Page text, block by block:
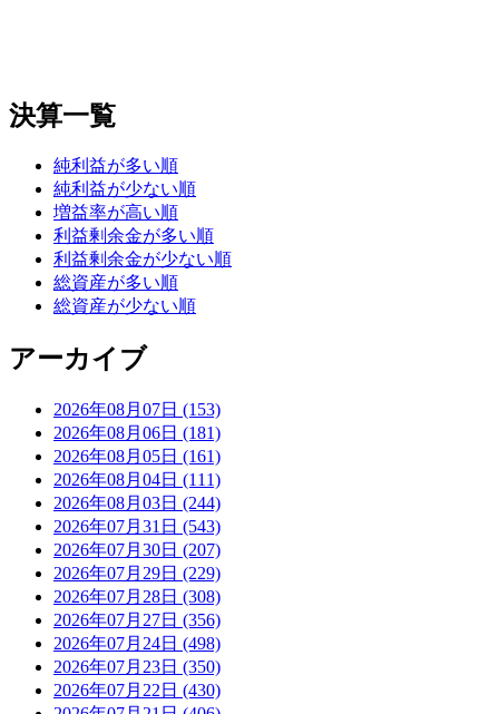
決算一覧
純利益が多い順
純利益が少ない順
増益率が高い順
利益剰余金が多い順
利益剰余金が少ない順
総資産が多い順
総資産が少ない順
アーカイブ
2026年08月07日 (153)
2026年08月06日 (181)
2026年08月05日 (161)
2026年08月04日 (111)
2026年08月03日 (244)
2026年07月31日 (543)
2026年07月30日 (207)
2026年07月29日 (229)
2026年07月28日 (308)
2026年07月27日 (356)
2026年07月24日 (498)
2026年07月23日 (350)
2026年07月22日 (430)